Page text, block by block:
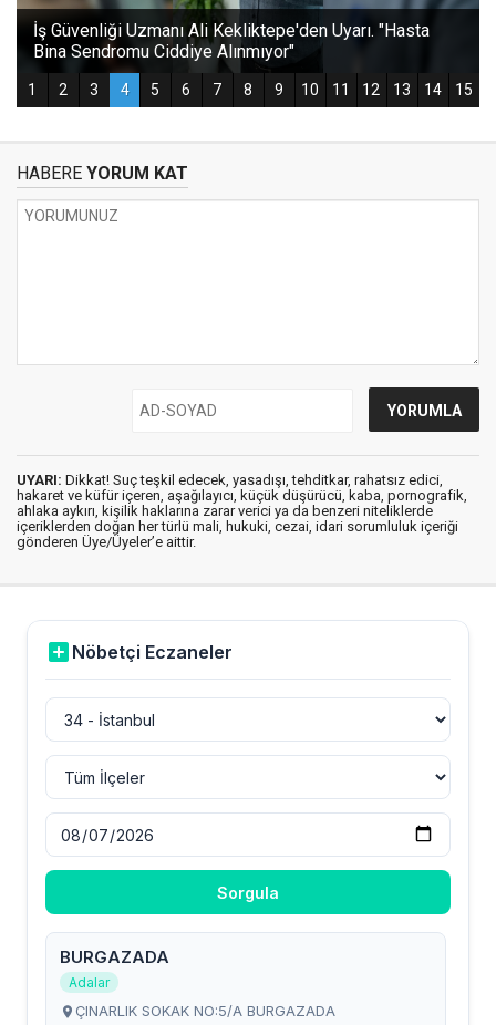
HABERE YORUM KAT
UYARI: Dikkat! Suç teşkil edecek, yasadışı, tehditkar, rahatsız edici,
hakaret ve küfür içeren, aşağılayıcı, küçük düşürücü, kaba, pornografik,
ahlaka aykırı, kişilik haklarına zarar verici ya da benzeri niteliklerde
içeriklerden doğan her türlü mali, hukuki, cezai, idari sorumluluk içeriği
gönderen Üye/Üyeler’e aittir.